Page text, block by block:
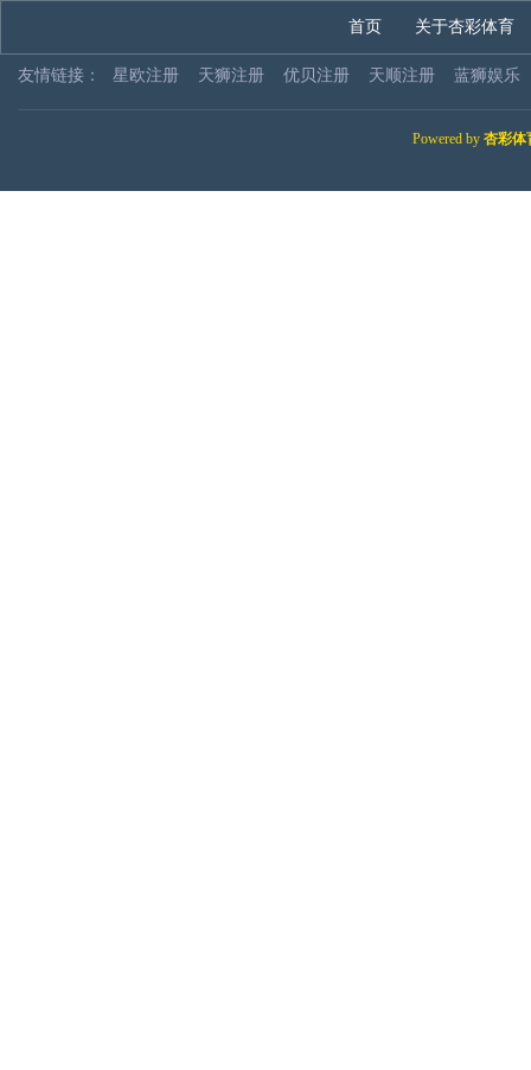
首页 关于杏彩体育
友情链接： 星欧注册 天狮注册 优贝注册 天顺注册 蓝狮娱乐
Powered by 杏彩体